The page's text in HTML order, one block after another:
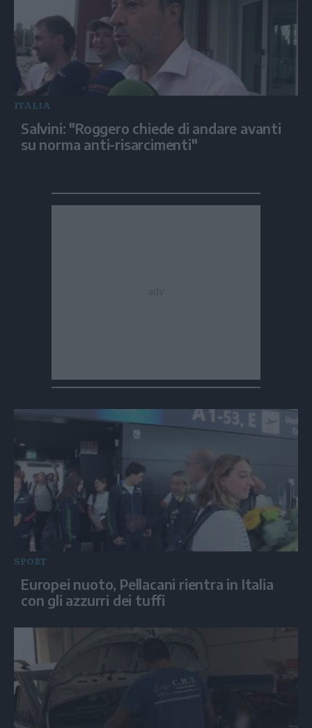
ITALIA
Salvini: "Roggero chiede di andare avanti
su norma anti-risarcimenti"
SPORT
Europei nuoto, Pellacani rientra in Italia
con gli azzurri dei tuffi